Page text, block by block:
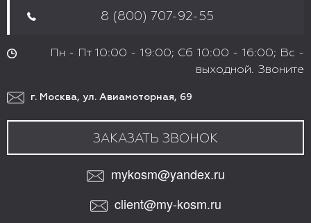
8 (800) 707-92-55
Пн - Пт 10:00 - 19:00; Сб 10:00 - 16:00; Вс -
выходной. Звоните
г. Москва, ул. Авиамоторная, 69
ЗАКАЗАТЬ ЗВОНОК
mykosm@yandex.ru
client@my-kosm.ru